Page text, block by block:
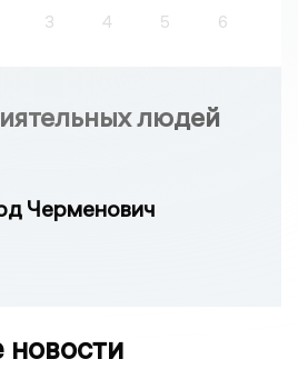
3 4 5 6
людей
Черменович